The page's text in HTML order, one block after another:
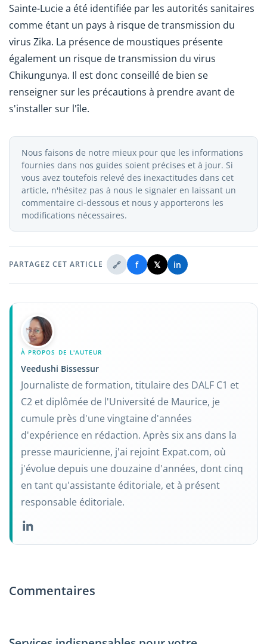
Sainte-Lucie a été identifiée par les autorités sanitaires
comme étant un pays à risque de transmission du
virus Zika. La présence de moustiques présente
également un risque de transmission du virus
Chikungunya. Il est donc conseillé de bien se
renseigner sur les précautions à prendre avant de
s'installer sur l'île.
Nous faisons de notre mieux pour que les informations
fournies dans nos guides soient précises et à jour. Si
vous avez toutefois relevé des inexactitudes dans cet
article, n'hésitez pas à nous le signaler en laissant un
commentaire ci-dessous et nous y apporterons les
modifications nécessaires.
PARTAGEZ CET ARTICLE 🔗 f 𝕏 in
À PROPOS DE L'AUTEUR
Veedushi Bissessur
Journaliste de formation, titulaire des DALF C1 et
C2 et diplômée de l'Université de Maurice, je
cumule près d'une vingtaine d'années
d'expérience en rédaction. Après six ans dans la
presse mauricienne, j'ai rejoint Expat.com, où
j'évolue depuis une douzaine d'années, dont cinq
en tant qu'assistante éditoriale, et à présent
responsable éditoriale.
Commentaires